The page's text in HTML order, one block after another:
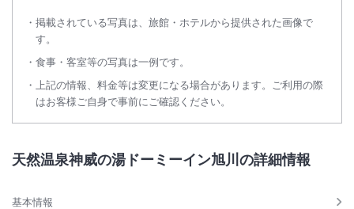
掲載されている写真は、旅館・ホテルから提供された画像で
す。
食事・客室等の写真は一例です。
上記の情報、料金等は変更になる場合があります。ご利用の際
はお客様ご自身で事前にご確認ください。
天然温泉神威の湯ドーミーイン旭川の詳細情報
基本情報